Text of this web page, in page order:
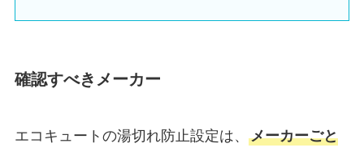
確認すべきメーカー
エコキュートの湯切れ防止設定は、 メーカーごと